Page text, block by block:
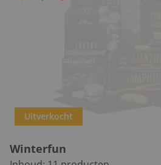
Uitverkocht
Winterfun